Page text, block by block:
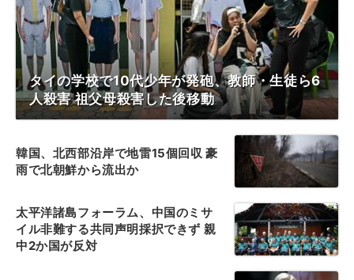
タイの学校で10代少年が発砲、教師・生徒ら6
人殺害 祖父母殺害した後移動
韓国、北西部沿岸で地雷15個回収 豪
雨で北朝鮮から流出か
太平洋諸島フォーラム、中国のミサ
イル非難する共同声明採択できず 親
中2か国が反対